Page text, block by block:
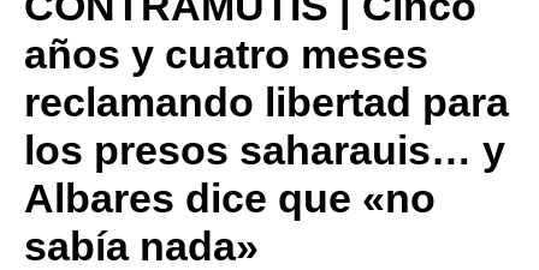
años y cuatro meses
reclamando libertad para
los presos saharauis… y
Albares dice que «no
sabía nada»